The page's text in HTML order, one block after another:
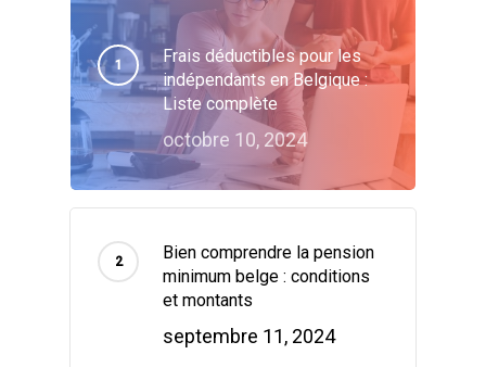
Frais déductibles pour les
indépendants en Belgique :
Liste complète
octobre 10, 2024
Bien comprendre la pension
minimum belge : conditions
et montants
septembre 11, 2024